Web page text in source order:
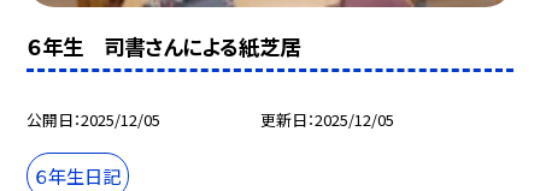
６年生 司書さんによる紙芝居
公開日 2025/12/05 更新日 2025/12/05
６年生日記